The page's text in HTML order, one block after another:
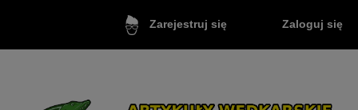
Zarejestruj się Zaloguj się